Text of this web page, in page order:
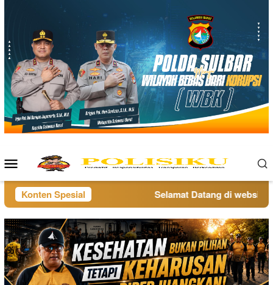
Menu
Mobile
Konten Spesial Selamat Datang di website